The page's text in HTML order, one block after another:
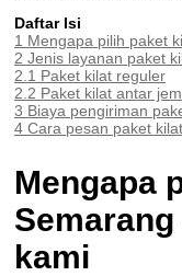
Daftar Isi
1 Mengapa pilih paket
2 Jenis layanan paket
2.1 Paket kilat reguler
2.2 Paket kilat antar
3 Biaya pengiriman
4 Cara pesan paket
Mengapa
kami